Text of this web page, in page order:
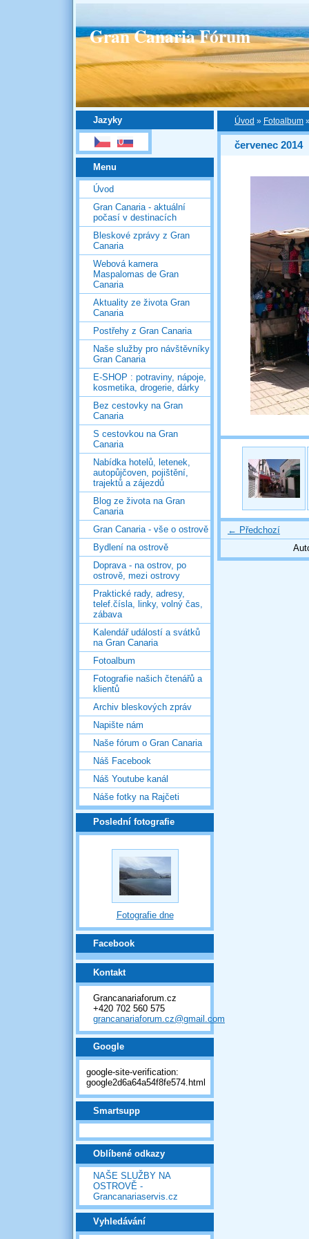
Gran Canaria Fórum
Jazyky
Menu
Úvod
Gran Canaria - aktuální
počasí v destinacích
Bleskové zprávy z Gran
Canaria
Webová kamera
Maspalomas de Gran
Canaria
Aktuality ze života Gran
Canaria
Postřehy z Gran Canaria
Naše služby pro návštěvníky
Gran Canaria
E-SHOP : potraviny, nápoje,
kosmetika, drogerie, dárky
Bez cestovky na Gran
Canaria
S cestovkou na Gran
Canaria
Nabídka hotelů, letenek,
autopůjčoven, pojištění,
trajektů a zájezdů
Blog ze života na Gran
Canaria
Gran Canaria - vše o ostrově
Bydlení na ostrově
Doprava - na ostrov, po
ostrově, mezi ostrovy
Praktické rady, adresy,
telef.čísla, linky, volný čas,
zábava
Kalendář událostí a svátků
na Gran Canaria
Fotoalbum
Fotografie našich čtenářů a
klientů
Archiv bleskových zpráv
Napište nám
Naše fórum o Gran Canaria
Náš Facebook
Náš Youtube kanál
Náše fotky na Rajčeti
Poslední fotografie
Fotografie dne
Facebook
Kontakt
Grancanariaforum.cz
+420 702 560 575
grancanariaforum.cz@gmail.com
Google
google-site-verification:
google2d6a64a54f8fe574.html
Smartsupp
Oblíbené odkazy
NAŠE SLUŽBY NA
OSTROVĚ -
Grancanariaservis.cz
Vyhledávání
Úvod » Fotoalbum
červenec 2014
← Předchozí